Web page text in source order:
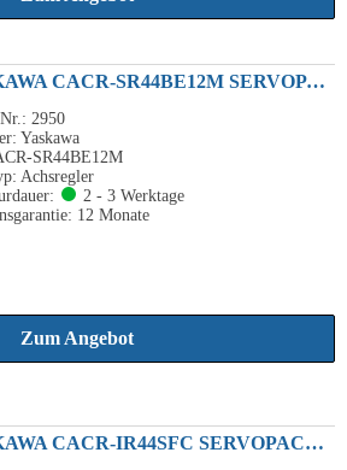
REPARATUR YASKAWA CACR-SR44BE12M SERVOPACK 4.4KW 230VAC
2950
Yaskawa
SR44BE12M
Achsregler
2 - 3 Werktage
12 Monate
Zum Angebot
REPARATUR YASKAWA CACR-IR44SFC SERVOPACK FREQUENZUMRICHTER 4.4KW